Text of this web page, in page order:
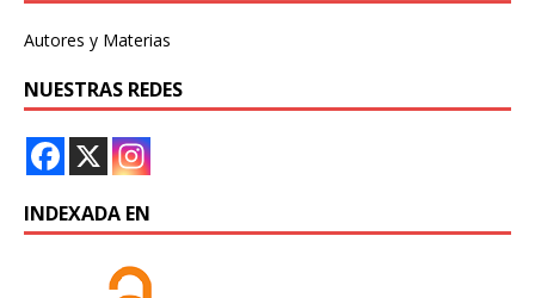
Autores y Materias
NUESTRAS REDES
INDEXADA EN